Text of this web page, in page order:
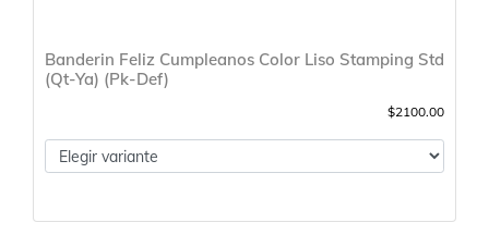
Banderin Feliz Cumpleanos Color Liso Stamping Std
(Qt-Ya) (Pk-Def)
$2100.00